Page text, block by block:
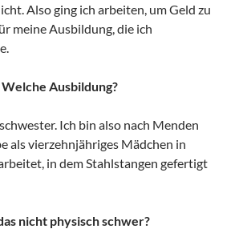
Also ging ich arbeiten, um Geld zu
meine Ausbildung, die ich
Welche Ausbildung?
Ich bin also nach Menden
als vierzehnjähriges Mädchen in
in dem Stahlstangen gefertigt
nicht physisch schwer?